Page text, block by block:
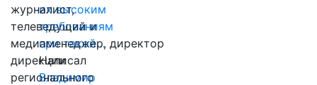
их высоким
требованиям
при такой…
Написал
Владимир
журналист,
телеведущий и
медиаменеджер, директор
дирекции
регионального